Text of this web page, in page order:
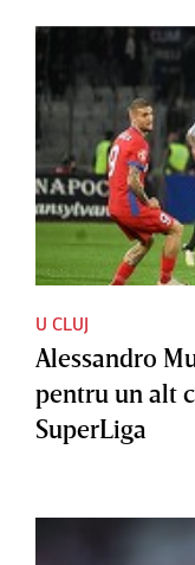
U CLUJ
Alessandro
pentru un alt
SuperLiga